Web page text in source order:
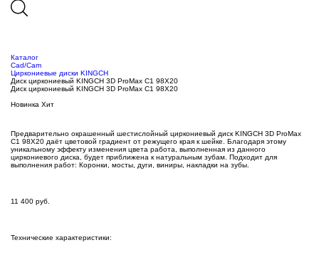
Каталог
Сad/Сam
Циркониевые диски KINGCH
Диск циркониевый KINGCH 3D ProMax C1 98X20
Диск циркониевый KINGCH 3D ProMax C1 98X20
Новинка Хит
Предварительно окрашенный шестислойный циркониевый диск KINGCH 3D ProMax
C1 98X20 даёт цветовой градиент от режущего края к шейке. Благодаря этому
уникальному эффекту изменения цвета работа, выполненная из данного
циркониевого диска, будет приближена к натуральным зубам. Подходит для
выполнения работ: Коронки, мосты, дуги, виниры, накладки на зубы.
11 400 руб.
Технические характеристики: